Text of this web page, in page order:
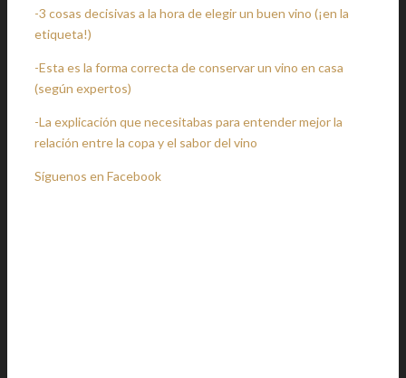
-3 cosas decisivas a la hora de elegir un buen vino (¡en la
etiqueta!)
-Esta es la forma correcta de conservar un vino en casa
(según expertos)
-La explicación que necesitabas para entender mejor la
relación entre la copa y el sabor del vino
Síguenos en Facebook